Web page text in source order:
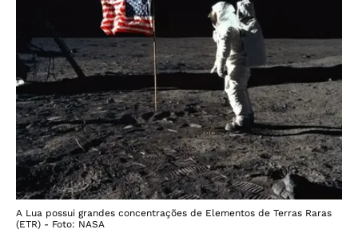
A Lua possui grandes concentrações de Elementos de Terras Raras
(ETR) - Foto: NASA